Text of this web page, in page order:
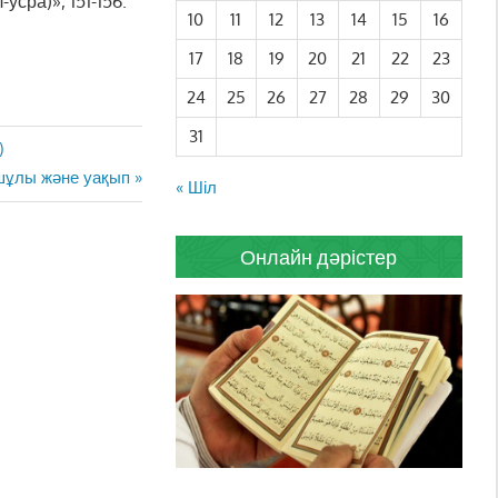
және уақып
10
11 12 13 14 15
16
17
18 19 20 21 22
23
24
25 26 27 28 29
30
31
« Шіл
Онлайн дәрістер